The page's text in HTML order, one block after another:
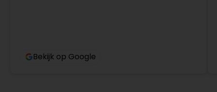
Bekijk op Google